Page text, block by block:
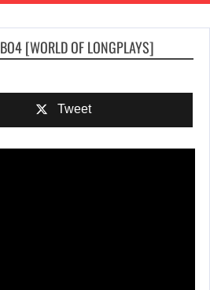
[WORLD OF LONGPLAYS]
Tweet